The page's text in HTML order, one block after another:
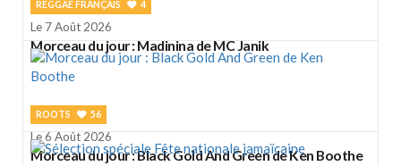
REGGAE FRANÇAIS 4
Le 7 Août 2026
Morceau du jour : Madinina de MC Janik
ROOTS 56
Le 6 Août 2026
Morceau du jour : Black Gold And Green de Ken Boothe